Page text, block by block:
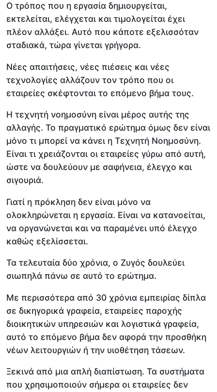
Ο τρόπος που η εργασία δημιουργείται,
εκτελείται, ελέγχεται και τιμολογείται έχει
πλέον αλλάξει. Αυτό που κάποτε εξελισσόταν
σταδιακά, τώρα γίνεται γρήγορα.
Νέες απαιτήσεις, νέες πιέσεις και νέες
τεχνολογίες αλλάζουν τον τρόπο που οι
εταιρείες σκέφτονται το επόμενο βήμα τους.
Η τεχνητή νοημοσύνη είναι μέρος αυτής της
αλλαγής. To πραγματικό ερώτημα όμως δεν είναι
μόνο τι μπορεί να κάνει η Τεχνητή Νοημοσύνη.
Είναι τι χρειάζονται οι εταιρείες γύρω από αυτή,
ώστε να δουλεύουν με σαφήνεια, έλεγχο και
σιγουριά.
Γιατί η πρόκληση δεν είναι μόνο να
ολοκληρώνεται η εργασία. Είναι να κατανοείται,
να οργανώνεται και να παραμένει υπό έλεγχο
καθώς εξελίσσεται.
Τα τελευταία δύο χρόνια, o Ζυγός δουλεύει
σιωπηλά πάνω σε αυτό το ερώτημα.
Με περισσότερα από 30 χρόνια εμπειρίας δίπλα
σε δικηγορικά γραφεία, εταιρείες παροχής
διοικητικών υπηρεσιών και λογιστικά γραφεία,
αυτό το επόμενο βήμα δεν αφορά την προσθήκη
νέων λειτουργιών ή την υιοθέτηση τάσεων.
Ξεκινά από μια απλή διαπίστωση. Τα συστήματα
που χρησιμοποιούν σήμερα οι εταιρείες δεν